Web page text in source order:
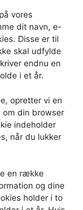
vores
dit navn, e-
Disse er til
skal udfylde
endnu en
i et år.
opretter vi en
din browser
indeholder
når du lukker
en række
og dine
holder i to